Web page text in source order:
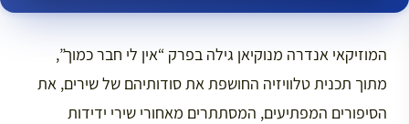
המוזיקאי אנדרה מנוקיאן גילה בפרק “אין לי חבר כמוך”,
מתוך תכנית טלוויזיה החושפת את סודותיהם של שירים, את
הסיפורים המפתיעים, המסתתרים מאחורי שירי ידידות